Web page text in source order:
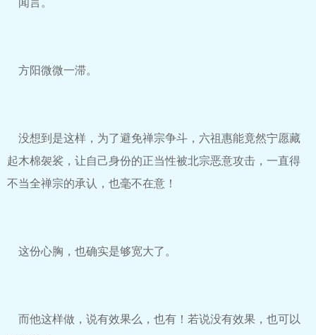
闻言。
方阳微微一滞。
没想到是这样，为了避免禅宗争斗，六祖惠能竟然宁愿藏
起木棉袈裟，让自己身份的正当性被北宗恶意攻击，一直得
不当全禅宗的承认，也毫不在意！
这份心胸，也确实是够宽大了。
而他这样做，说有效果么，也有！若说没有效果，也可以